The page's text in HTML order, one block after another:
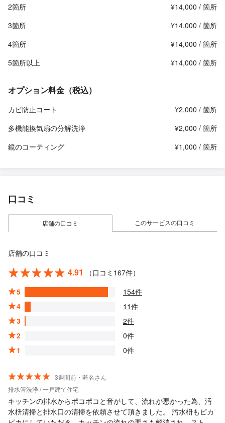
2箇所
¥14,000 / 箇所
3箇所
¥14,000 / 箇所
4箇所
¥14,000 / 箇所
5箇所以上
¥14,000 / 箇所
オプション料金（税込）
カビ防止コート
¥2,000 / 箇所
多機能換気扇の分解洗浄
¥2,000 / 箇所
鏡のコーティング
¥1,000 / 箇所
口コミ
店舗の口コミ このサービスの口コミ
店舗の口コミ
4.91
（口コミ167件）
5
154件
4
11件
3
2件
2
0件
1
0件
3週間前・匿名さん
排水管洗浄 / 一戸建て住宅
キッチンの排水からポコポコと音がして、流れが悪かった為、汚
水枡清掃と排水口の清掃を依頼させて頂きました。 汚水枡もピカ